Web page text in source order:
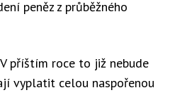
peněz z průběžného
příštím roce to již nebude
vyplatit celou naspořenou